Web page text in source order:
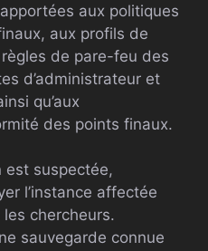
aux politiques
aux profils de
de pare-feu des
d’administrateur et
qu’aux
des points finaux.
est suspectée,
l’instance affectée
chercheurs.
sauvegarde connue